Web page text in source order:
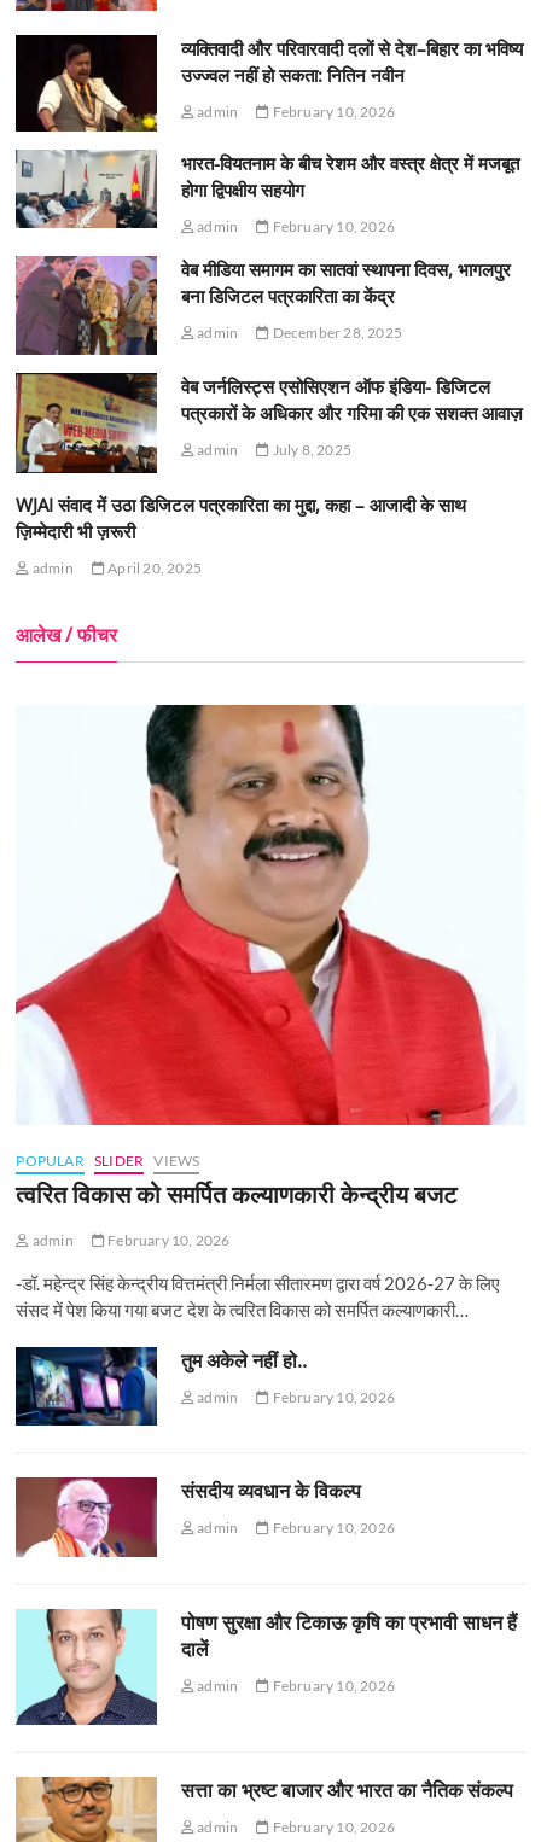
व्यक्तिवादी और परिवारवादी दलों से देश–बिहार का भविष्य
उज्ज्वल नहीं हो सकता: नितिन नवीन
admin February 10, 2026
भारत-वियतनाम के बीच रेशम और वस्त्र क्षेत्र में मजबूत
होगा द्विपक्षीय सहयोग
admin February 10, 2026
वेब मीडिया समागम का सातवां स्थापना दिवस, भागलपुर
बना डिजिटल पत्रकारिता का केंद्र
admin December 28, 2025
वेब जर्नलिस्ट्स एसोसिएशन ऑफ इंडिया- डिजिटल
पत्रकारों के अधिकार और गरिमा की एक सशक्त आवाज़
admin July 8, 2025
WJAI संवाद में उठा डिजिटल पत्रकारिता का मुद्दा, कहा – आजादी के साथ
ज़िम्मेदारी भी ज़रूरी
admin April 20, 2025
आलेख / फीचर
POPULAR SLIDER VIEWS
त्वरित विकास को समर्पित कल्याणकारी केन्‍द्रीय बजट
admin February 10, 2026
-डॉ. महेन्द्र सिंह केन्द्रीय वित्तमंत्री निर्मला सीतारमण द्वारा वर्ष 2026-27 के लिए
संसद में पेश किया गया बजट देश के त्वरित विकास को समर्पित कल्याणकारी…
तुम अकेले नहीं हो..
admin February 10, 2026
संसदीय व्यवधान के विकल्प
admin February 10, 2026
पोषण सुरक्षा और टिकाऊ कृषि का प्रभावी साधन हैं
दालें
admin February 10, 2026
सत्ता का भ्रष्ट बाजार और भारत का नैतिक संकल्प
admin February 10, 2026